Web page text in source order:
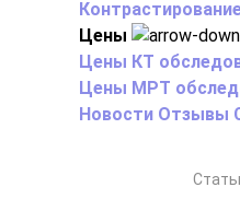
Цены
Цены КТ
Цены МРТ
Новости Отзывы